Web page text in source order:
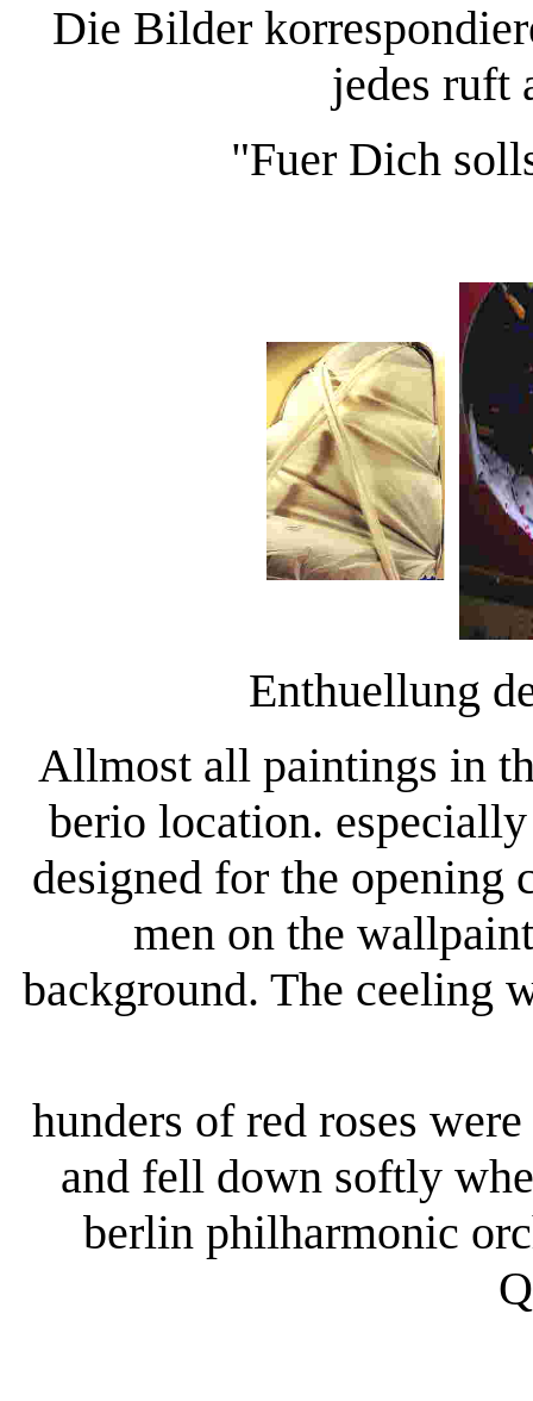
Die Bilder
jedes ruft
"Fuer Dich
Enthuellung
Allmost all paintings in
berio location.
designed for the opening
men on the
background. The ceeling
hunders of red roses
and fell down softly
berlin philharmonic